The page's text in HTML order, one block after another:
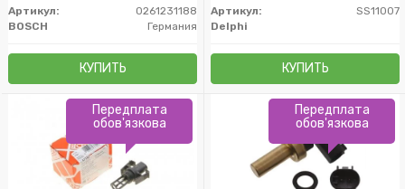
Артикул:
0261231188
BOSCH
Германия
КУПИТЬ
Артикул:
SS11007
Delphi
КУПИТЬ
Передплата
обов'язкова
Передплата
обов'язкова